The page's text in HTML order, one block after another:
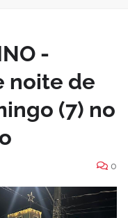
-
noite de
(7) no
0